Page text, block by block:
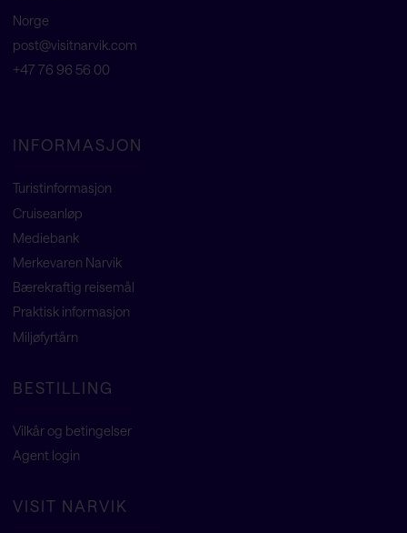
Norge
post@visitnarvik.com
+47 76 96 56 00
INFORMASJON
Turistinformasjon
Cruiseanløp
Mediebank
Merkevaren Narvik
Bærekraftig reisemål
Praktisk informasjon
Miljøfyrtårn
BESTILLING
Vilkår og betingelser
Agent login
VISIT NARVIK